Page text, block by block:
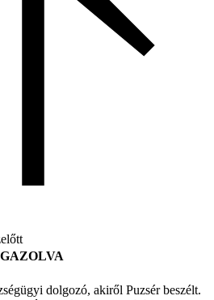
dolgozó, akiről Puzsér beszélt.